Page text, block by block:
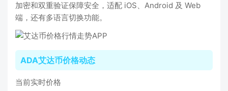
加密和双重验证保障安全，适配 iOS、Android 及 Web
端，还有多语言切换功能。
ADA艾达币价格动态
当前实时价格